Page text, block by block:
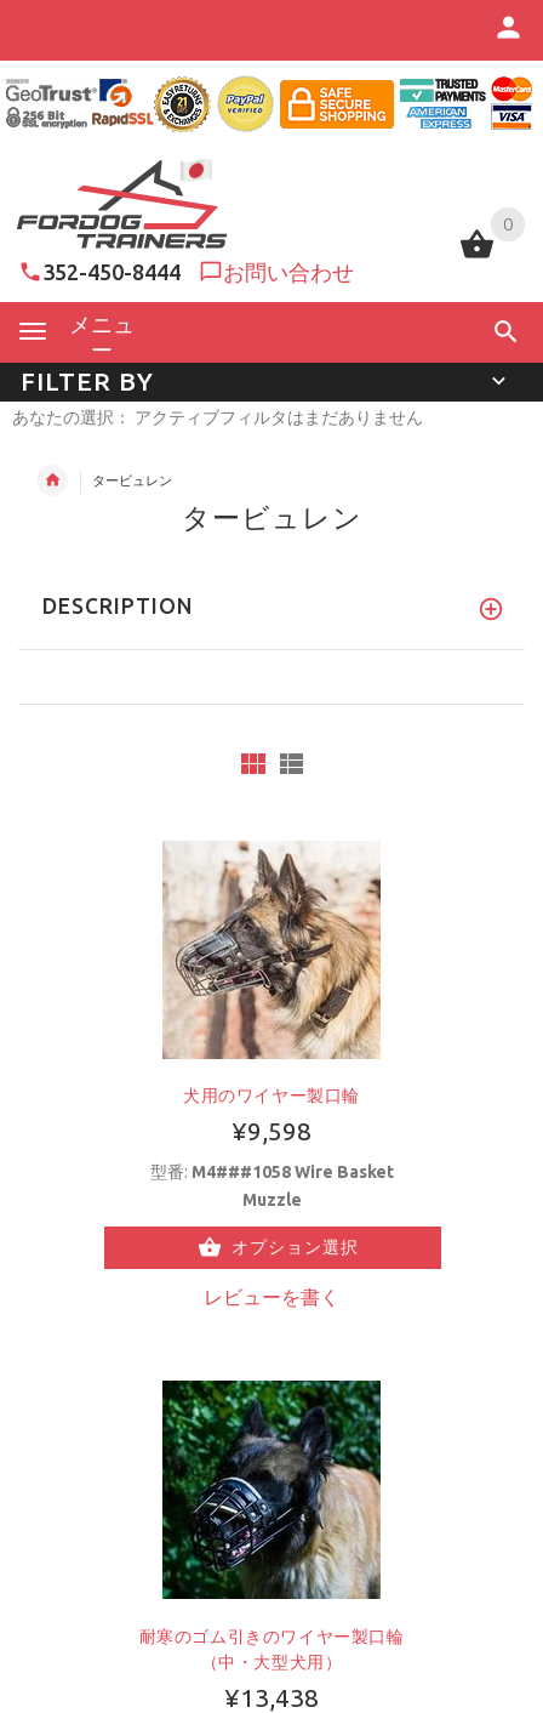
0
352-450-8444 お問い合わせ
メニュ
ー
0
FILTER BY
あなたの選択： アクティブフィルタはまだありません
タービュレン
タービュレン
DESCRIPTION
犬用のワイヤー製口輪
¥9,598
型番: M4###1058 Wire Basket
Muzzle
オプション選択
レビューを書く
耐寒のゴム引きのワイヤー製口輪
（中・大型犬用）
¥13,438